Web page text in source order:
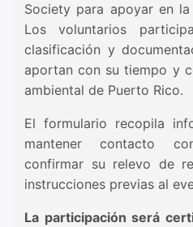
Society para apoyar en
Los voluntarios
clasificación y
aportan con su tiempo y
ambiental de Puerto Rico.
El formulario recopila
mantener contacto
confirmar su relevo de
instrucciones previas al
La participación será